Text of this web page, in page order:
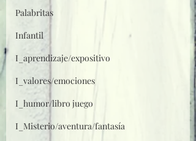
Palabritas
Infantil
I_aprendizaje/expositivo
I_valores/emociones
I_humor/libro juego
I_Misterio/aventura/fantasía